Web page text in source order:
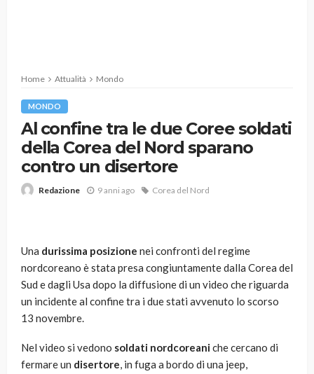
Home Attualità Mondo
MONDO
Al confine tra le due Coree soldati
della Corea del Nord sparano
contro un disertore
Redazione 9 anni ago Corea del Nord
Una durissima posizione nei confronti del regime
nordcoreano è stata presa congiuntamente dalla Corea del
Sud e dagli Usa dopo la diffusione di un video che riguarda
un incidente al confine tra i due stati avvenuto lo scorso
13 novembre.
Nel video si vedono soldati nordcoreaniche cercano di
fermare un disertore, in fuga a bordo di una jeep,